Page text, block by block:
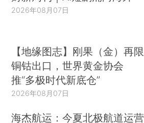
2026年08月07日
【地缘图志】刚果（金）再限
铜钴出口，世界黄金协会
推“多极时代新底仓”
2026年08月07日
海杰航运：今夏北极航道运营